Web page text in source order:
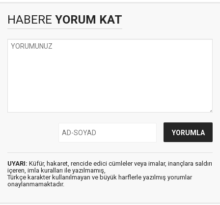
HABERE YORUM KAT
UYARI: Küfür, hakaret, rencide edici cümleler veya imalar, inançlara saldırı
içeren, imla kuralları ile yazılmamış,
Türkçe karakter kullanılmayan ve büyük harflerle yazılmış yorumlar
onaylanmamaktadır.